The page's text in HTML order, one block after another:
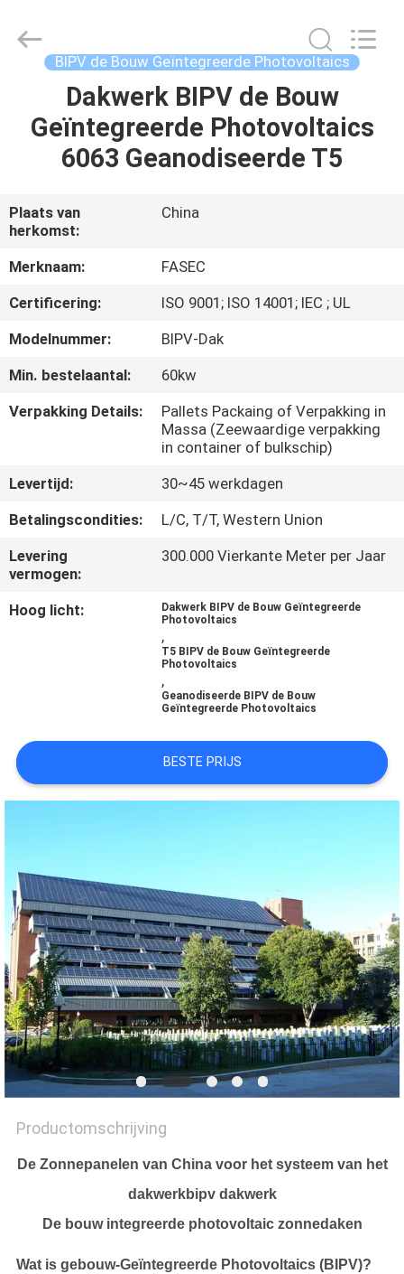
PRODUCTEN
ONGEVEER
ONS
FABRIEKSREIS
CONTACTEER
GEVALLEN
VERZOEK
SITEMAP
PRIVACY
FASEC
Buildings
BIPV de Bouw Geïntegreerde Photovoltaics
Dakwerk BIPV de Bouw
Geïntegreerde Photovoltaics
6063 Geanodiseerde T5
Plaats van
herkomst:
China
Merknaam:
FASEC
Certificering:
ISO 9001; ISO 14001; IEC ; UL
Modelnummer:
BIPV-Dak
Min. bestelaantal:
60kw
Verpakking Details:
Pallets Packaing of Verpakking in
Massa (Zeewaardige verpakking
in container of bulkschip)
Levertijd:
30~45 werkdagen
Betalingscondities:
L/C, T/T, Western Union
Levering
vermogen:
300.000 Vierkante Meter per Jaar
Hoog licht:
Dakwerk BIPV de Bouw Geïntegreerde
Photovoltaics
,
T5 BIPV de Bouw Geïntegreerde
Photovoltaics
,
Geanodiseerde BIPV de Bouw
Geïntegreerde Photovoltaics
BESTE PRIJS
Productomschrijving
De Zonnepanelen van China voor het systeem van het
dakwerkbipv dakwerk
De bouw integreerde photovoltaic zonnedaken
Wat is gebouw-Geïntegreerde Photovoltaics (BIPV)?